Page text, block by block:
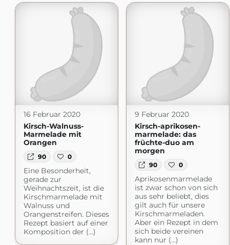
16 Februar 2020
Kirsch-Walnuss-
Marmelade mit
Orangen
90 0
Eine Besonderheit,
gerade zur
Weihnachtszeit, ist die
Kirschmarmelade mit
Walnuss und
Orangenstreifen. Dieses
Rezept basiert auf einer
Komposition der (...)
9 Februar 2020
Kirsch-aprikosen-
marmelade: das
früchte-duo am
morgen
90 0
Aprikosenmarmelade
ist zwar schon von sich
aus sehr beliebt, dies
gilt auch für unsere
Kirschmarmeladen.
Aber ein Rezept in dem
sich beide vereinen
kann nur (...)